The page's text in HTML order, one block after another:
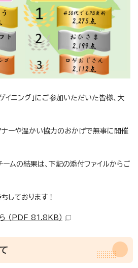
イニング」にご参加いただいた皆様、大
ーや温かい協力のおかげで無事に開催
ムの結果は、下記の添付ファイルからご
しております！
（PDF 81.8KB）